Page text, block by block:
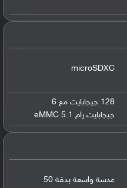
microSDXC
128 جيجابايت مع 6
جيجابايت رام eMMC 5.1
عدسة واسعة بدقة 50